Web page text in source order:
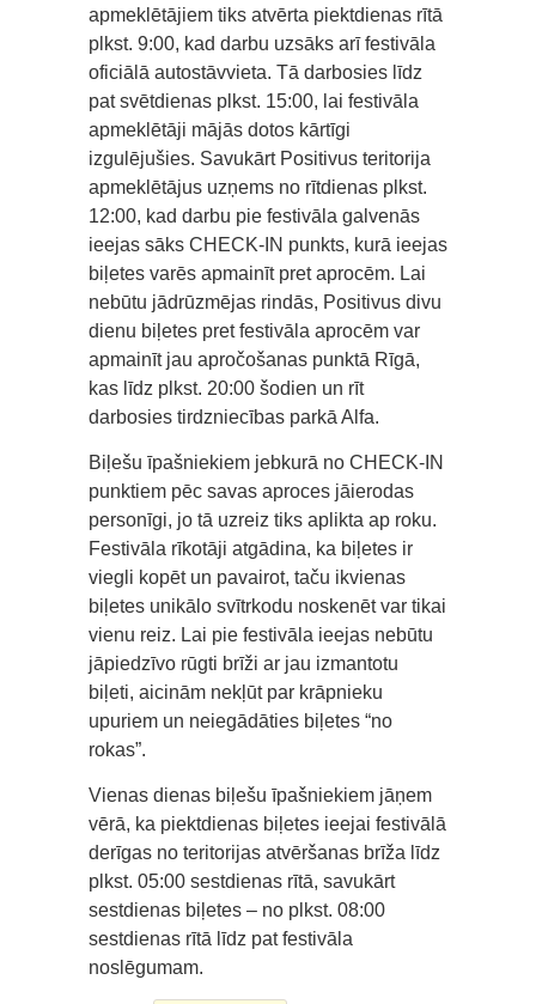
apmeklētājiem tiks atvērta piektdienas rītā
plkst. 9:00, kad darbu uzsāks arī festivāla
oficiālā autostāvvieta. Tā darbosies līdz
pat svētdienas plkst. 15:00, lai festivāla
apmeklētāji mājās dotos kārtīgi
izgulējušies. Savukārt Positivus teritorija
apmeklētājus uzņems no rītdienas plkst.
12:00, kad darbu pie festivāla galvenās
ieejas sāks CHECK-IN punkts, kurā ieejas
biļetes varēs apmainīt pret aprocēm. Lai
nebūtu jādrūzmējas rindās, Positivus divu
dienu biļetes pret festivāla aprocēm var
apmainīt jau apročošanas punktā Rīgā,
kas līdz plkst. 20:00 šodien un rīt
darbosies tirdzniecības parkā Alfa.
Biļešu īpašniekiem jebkurā no CHECK-IN
punktiem pēc savas aproces jāierodas
personīgi, jo tā uzreiz tiks aplikta ap roku.
Festivāla rīkotāji atgādina, ka biļetes ir
viegli kopēt un pavairot, taču ikvienas
biļetes unikālo svītrkodu noskenēt var tikai
vienu reiz. Lai pie festivāla ieejas nebūtu
jāpiedzīvo rūgti brīži ar jau izmantotu
biļeti, aicinām nekļūt par krāpnieku
upuriem un neiegādāties biļetes “no
rokas”.
Vienas dienas biļešu īpašniekiem jāņem
vērā, ka piektdienas biļetes ieejai festivālā
derīgas no teritorijas atvēršanas brīža līdz
plkst. 05:00 sestdienas rītā, savukārt
sestdienas biļetes – no plkst. 08:00
sestdienas rītā līdz pat festivāla
noslēgumam.